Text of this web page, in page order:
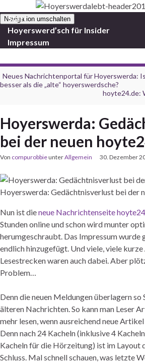
Navigation umschalten
Start
Hoyerswerd’sch für Insider
Impressum
Neues Nachrichtenportal für Hoyerswerda:
besser als die „alte“ hoyerswerdsche?
hoyte24.de:
Hoyerswerda:
bei der neuen
Von compurobbieunterAllgemein 30. Dezember
Hoyerswerda: Gedächtnisverlust bei der
Nun ist dieneue Nachrichtenseite
Stunden online und schon wird munter
herumgeschraubt. Das Impressum wurde
endlich hinzugefügt. Und viele, viele
Lesestrecken waren auch dabei. Aber
Problem…
Denn die neuen Meldungen überlagern
älteren Nachrichten. So kann man Leser
mehr lesen, wenn ausreichend neue
Denn nach 24 Kacheln (inklusive 4
Kacheln für die Hörzeitung) ist im Layout
Schluss. Mal schnell schauen, was letzte